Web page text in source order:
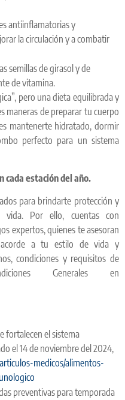
antiinflamatorias y
la circulación y a combatir
semillas de girasol y de
de vitamina.
pero una dieta equilibrada y
maneras de preparar tu cuerpo
mantenerte hidratado, dormir
perfecto para un sistema
cada estación del año.
para brindarte protección y
Por ello, cuentas con
expertos, quienes te asesoran
acorde a tu estilo de vida y
condiciones y requisitos de
Generales en
fortalecen el sistema
el 14 de noviembre del 2024,
medicos/alimentos-
preventivas para temporada